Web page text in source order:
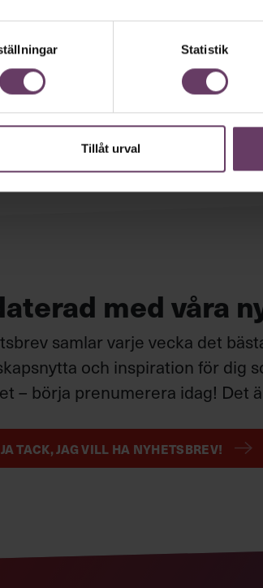
Statistik
Tillåt urval
med våra
samlar varje vecka det
och inspiration för dig
– börja prenumerera idag! Det
JA TACK, JAG VILL HA NYHETSBREV!